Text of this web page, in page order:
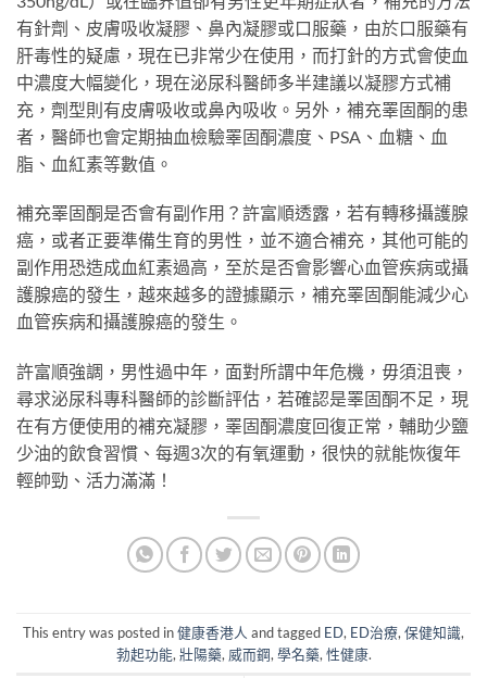
有針劑、皮膚吸收凝膠、鼻內凝膠或口服藥，由於口服藥有
肝毒性的疑慮，現在已非常少在使用，而打針的方式會使血
中濃度大幅變化，現在泌尿科醫師多半建議以凝膠方式補
充，劑型則有皮膚吸收或鼻內吸收。另外，補充睪固酮的患
者，醫師也會定期抽血檢驗睪固酮濃度、PSA、血糖、血
脂、血紅素等數值。
補充睪固酮是否會有副作用？許富順透露，若有轉移攝護腺
癌，或者正要準備生育的男性，並不適合補充，其他可能的
副作用恐造成血紅素過高，至於是否會影響心血管疾病或攝
護腺癌的發生，越來越多的證據顯示，補充睪固酮能減少心
血管疾病和攝護腺癌的發生。
許富順強調，男性過中年，面對所謂中年危機，毋須沮喪，
尋求泌尿科專科醫師的診斷評估，若確認是睪固酮不足，現
在有方便使用的補充凝膠，睪固酮濃度回復正常，輔助少鹽
少油的飲食習慣、每週3次的有氧運動，很快的就能恢復年
輕帥勁、活力滿滿！
This entry was posted in健康香港人 and tagged ED, ED治療, 保健知識,
勃起功能, 壯陽藥, 威而鋼, 學名藥, 性健康.